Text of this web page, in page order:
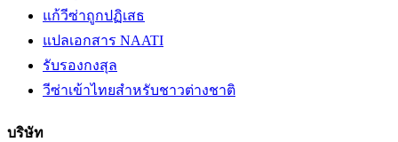
แก้วีซ่าถูกปฏิเสธ
แปลเอกสาร NAATI
รับรองกงสุล
วีซ่าเข้าไทยสำหรับชาวต่างชาติ
บริษัท